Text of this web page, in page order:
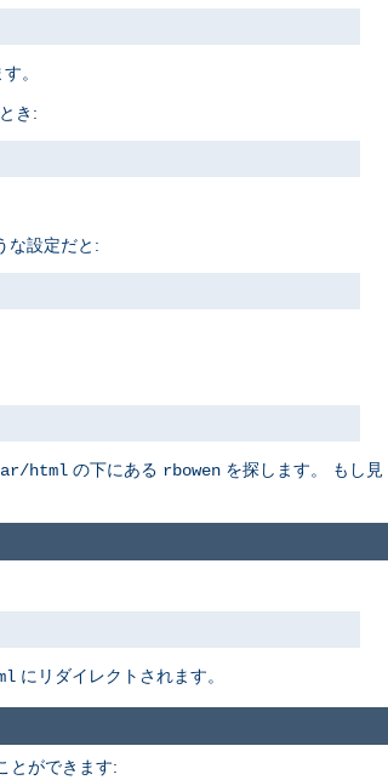
。
き:
な設定だと:
html の下にある rbowen を探します。 もし見
にリダイレクトされます。
とができます: